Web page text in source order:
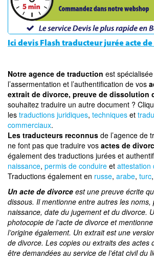
Ici devis Flash traducteur jurée acte
Notre agence de traduction est
l’assermentation et l’authentification de vos
extrait de divorce, preuve de dissolution
souhaitez traduire un autre document ?
les traductions juridiques, techniques et
commerciaux.
Les traducteurs reconnus de l’agence de
ne font pas que traduire vos actes de
également des traductions jurées et
naissance, permis de conduire et attestation
Traductions également en russe, arabe, turc,
Un acte de divorce est une preuve écrite
dissous. Il mentionne entre autres les
naissance, date du jugement et du divorce.
photocopie de l’acte de divorce et
l’origine également. Un extrait est une
de divorce. Les copies ou extraits des actes
être demandées au service de l’état civil du